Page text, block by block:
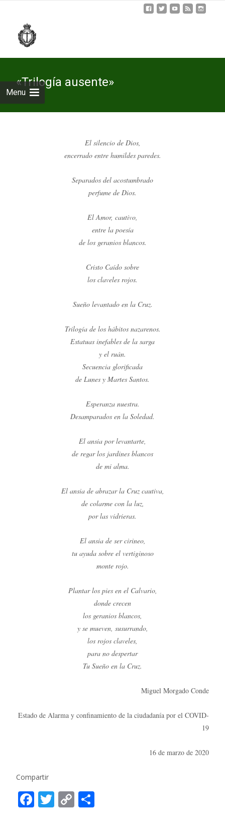
Menu
«Trilogía ausente»
El silencio de Dios,
encerrado entre humildes paredes.
Separados del acostumbrado
perfume de Dios.
El Amor, cautivo,
entre la poesía
de los geranios blancos.
Cristo Caído sobre
los claveles rojos.
Sueño levantado en la Cruz.
Trilogía de los hábitos nazarenos.
Estatuas inefables de la sarga
y el ruán.
Secuencia glorificada
de Lunes y Martes Santos.
Esperanza nuestra.
Desamparados en la Soledad.
El ansia por levantarte,
de regar los jardines blancos
de mi alma.
El ansia de abrazar la Cruz cautiva,
de colarme con la luz,
por las vidrieras.
El ansia de ser cirineo,
tu ayuda sobre el vertiginoso
monte rojo.
Plantar los pies en el Calvario,
donde crecen
los geranios blancos,
y se mueven, susurrando,
los rojos claveles,
para no despertar
Tu Sueño en la Cruz.
Miguel Morgado Conde
Estado de Alarma y confinamiento de la ciudadanía por el COVID-
19
16 de marzo de 2020
Compartir
F T C